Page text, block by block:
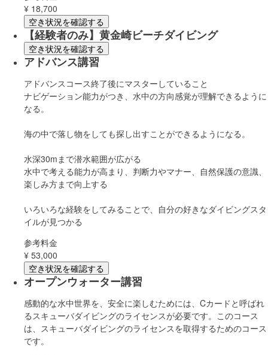
¥ 18,700
空き状況を確認する
【経験者のみ】黄金崎ビーチダイビング
空き状況を確認する
アドバンス講習
アドバンスコース終了後にマスターしていること
ナビゲーション能力がつき、水中の方向感覚が理解できるように
なる。
海の中で落し物をしても探し出すことができるようになる。
水深30mまで潜水範囲が広がる
水中で考える能力が高まり、判断力やマナー、自然保護の意識、
楽しみ方まで向上する
いろいろな経験をしてみることで、自分の好きなダイビングスタ
イルが見つかる
参考料金
¥ 53,000
空き状況を確認する
オープンウォーター講習
感動的な水中世界を、安全に楽しむためには、Cカードと呼ばれ
るスキューバダイビングのライセンスが必要です。このコース
は、スキューバダイビングのライセンスを取得するためのコース
です。